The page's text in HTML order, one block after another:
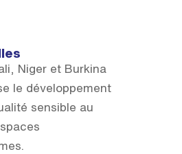
Niger et Burkina
le développement
sensible au